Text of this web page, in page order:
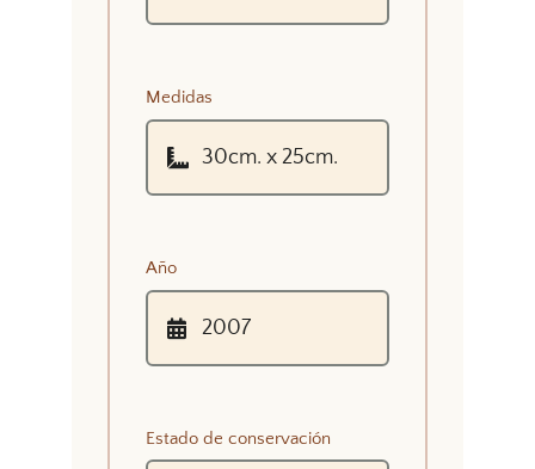
Medidas
Año
Estado de conservación